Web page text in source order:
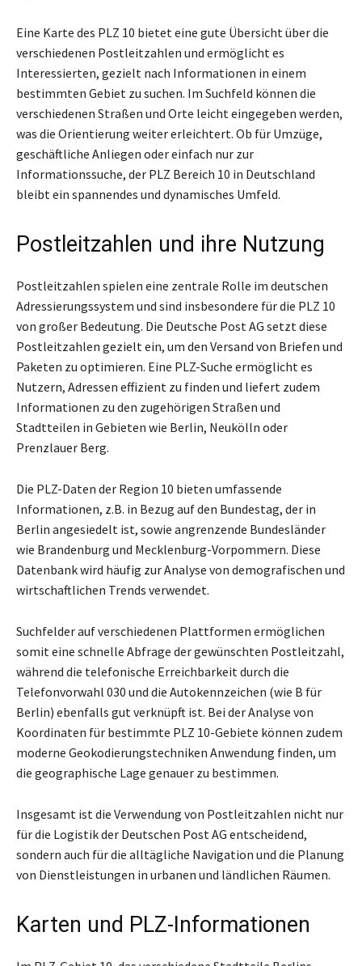
Eine Karte des PLZ 10 bietet eine gute Übersicht über die
verschiedenen Postleitzahlen und ermöglicht es
Interessierten, gezielt nach Informationen in einem
bestimmten Gebiet zu suchen. Im Suchfeld können die
verschiedenen Straßen und Orte leicht eingegeben werden,
was die Orientierung weiter erleichtert. Ob für Umzüge,
geschäftliche Anliegen oder einfach nur zur
Informationssuche, der PLZ Bereich 10 in Deutschland
bleibt ein spannendes und dynamisches Umfeld.
Postleitzahlen und ihre Nutzung
Postleitzahlen spielen eine zentrale Rolle im deutschen
Adressierungssystem und sind insbesondere für die PLZ 10
von großer Bedeutung. Die Deutsche Post AG setzt diese
Postleitzahlen gezielt ein, um den Versand von Briefen und
Paketen zu optimieren. Eine PLZ-Suche ermöglicht es
Nutzern, Adressen effizient zu finden und liefert zudem
Informationen zu den zugehörigen Straßen und
Stadtteilen in Gebieten wie Berlin, Neukölln oder
Prenzlauer Berg.
Die PLZ-Daten der Region 10 bieten umfassende
Informationen, z.B. in Bezug auf den Bundestag, der in
Berlin angesiedelt ist, sowie angrenzende Bundesländer
wie Brandenburg und Mecklenburg-Vorpommern. Diese
Datenbank wird häufig zur Analyse von demografischen und
wirtschaftlichen Trends verwendet.
Suchfelder auf verschiedenen Plattformen ermöglichen
somit eine schnelle Abfrage der gewünschten Postleitzahl,
während die telefonische Erreichbarkeit durch die
Telefonvorwahl 030 und die Autokennzeichen (wie B für
Berlin) ebenfalls gut verknüpft ist. Bei der Analyse von
Koordinaten für bestimmte PLZ 10-Gebiete können zudem
moderne Geokodierungstechniken Anwendung finden, um
die geographische Lage genauer zu bestimmen.
Insgesamt ist die Verwendung von Postleitzahlen nicht nur
für die Logistik der Deutschen Post AG entscheidend,
sondern auch für die alltägliche Navigation und die Planung
von Dienstleistungen in urbanen und ländlichen Räumen.
Karten und PLZ-Informationen